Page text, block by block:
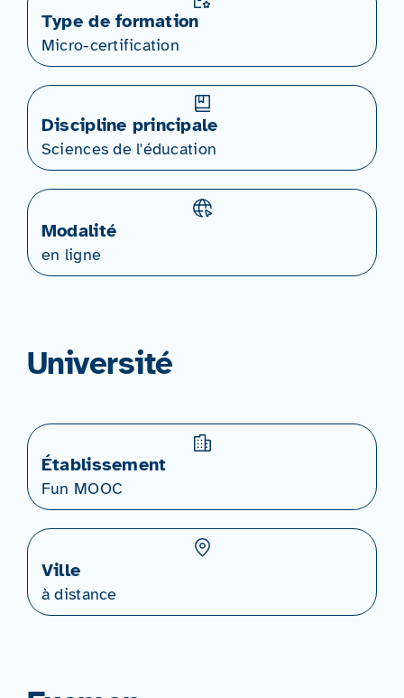
Type de formation
Micro-certification
Discipline principale
Sciences de l'éducation
Modalité
en ligne
Université
Établissement
Fun MOOC
Ville
à distance